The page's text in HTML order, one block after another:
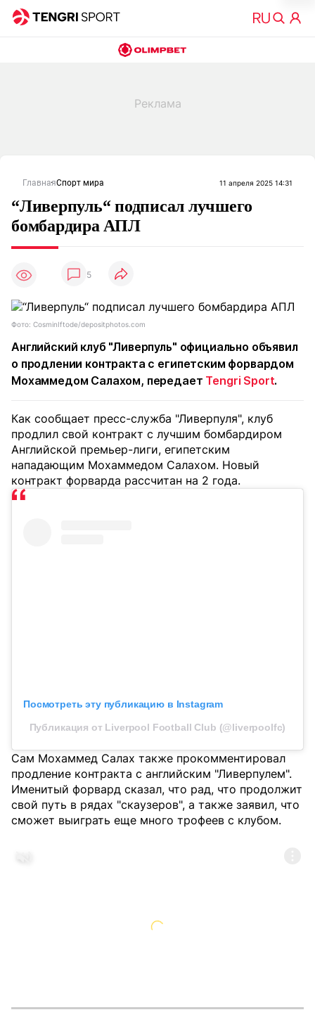
ГлавнаяСпорт мира 11 апреля 2025 14:31
“Ливерпуль“ подписал лучшего
бомбардира АПЛ
5
Фото: CosminIftode/depositphotos.com
Английский клуб "Ливерпуль" официально объявил
о продлении контракта с египетским форвардом
Мохаммедом Салахом, передает Tengri Sport.
Как сообщает пресс-служба "Ливерпуля", клуб
продлил свой контракт с лучшим бомбардиром
Английской премьер-лиги, египетским
нападающим Мохаммедом Салахом. Новый
контракт форварда рассчитан на 2 года.
Посмотреть эту публикацию в Instagram
Публикация от Liverpool Football Club (@liverpoolfc)
Сам Мохаммед Салах также прокомментировал
продление контракта с английским "Ливерпулем".
Именитый форвард сказал, что рад, что продолжит
свой путь в рядах "скаузеров", а также заявил, что
сможет выиграть еще много трофеев с клубом.